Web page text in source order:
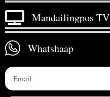
Mandailingpos TV
Whatshaap